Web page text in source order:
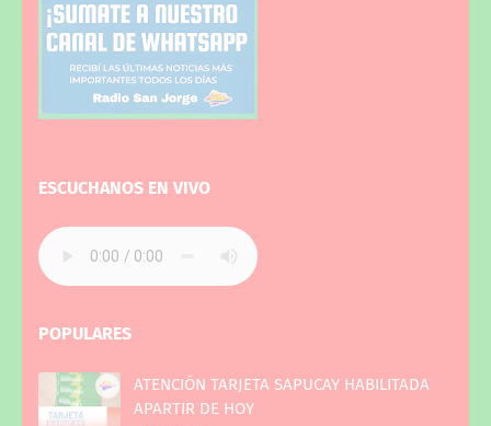
ESCUCHANOS EN VIVO
POPULARES
ATENCIÓN TARJETA SAPUCAY HABILITADA
APARTIR DE HOY